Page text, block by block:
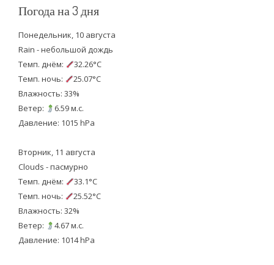
Погода на 3 дня
Понедельник, 10 августа
Rain - небольшой дождь
Темп. днём:
32.26°C
Темп. ночь:
25.07°C
Влажность: 33%
Ветер:
6.59 м.с.
Давление: 1015 hPa
Вторник, 11 августа
Clouds - пасмурно
Темп. днём:
33.1°C
Темп. ночь:
25.52°C
Влажность: 32%
Ветер:
4.67 м.с.
Давление: 1014 hPa